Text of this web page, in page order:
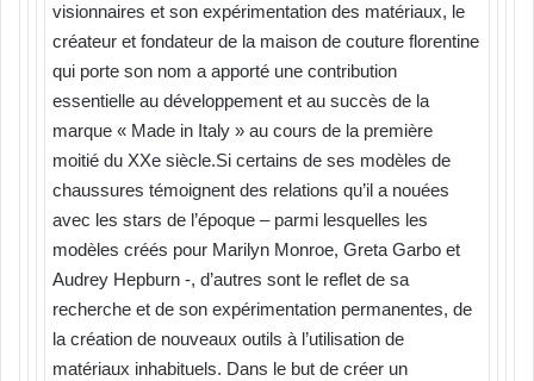
visionnaires et son expérimentation des matériaux, le
créateur et fondateur de la maison de couture florentine
qui porte son nom a apporté une contribution
essentielle au développement et au succès de la
marque « Made in Italy » au cours de la première
moitié du XXe siècle.Si certains de ses modèles de
chaussures témoignent des relations qu’il a nouées
avec les stars de l’époque – parmi lesquelles les
modèles créés pour Marilyn Monroe, Greta Garbo et
Audrey Hepburn -, d’autres sont le reflet de sa
recherche et de son expérimentation permanentes, de
la création de nouveaux outils à l’utilisation de
matériaux inhabituels. Dans le but de créer un